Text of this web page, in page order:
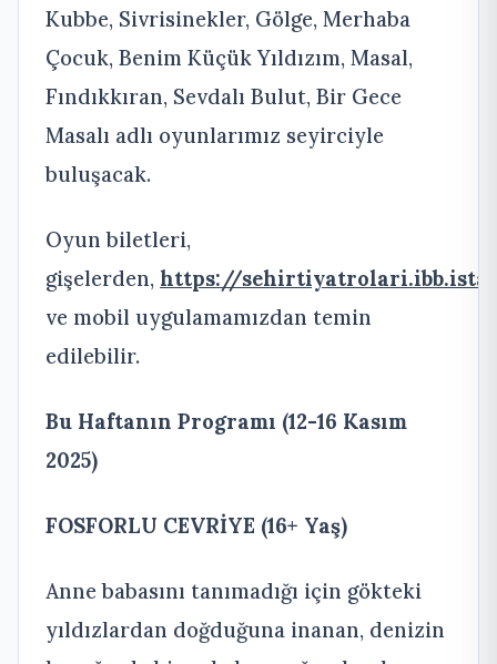
Kubbe, Sivrisinekler, Gölge, Merhaba
Çocuk, Benim Küçük Yıldızım, Masal,
Fındıkkıran, Sevdalı Bulut, Bir Gece
Masalı adlı oyunlarımız seyirciyle
buluşacak.
Oyun biletleri,
gişelerden, https://
ve mobil uygulamamızdan temin
edilebilir.
Bu Haftanın Programı (12-16 Kasım
2025)
FOSFORLU CEVRİYE (16+ Yaş)
Anne babasını tanımadığı için gökteki
yıldızlardan doğduğuna inanan, denizin